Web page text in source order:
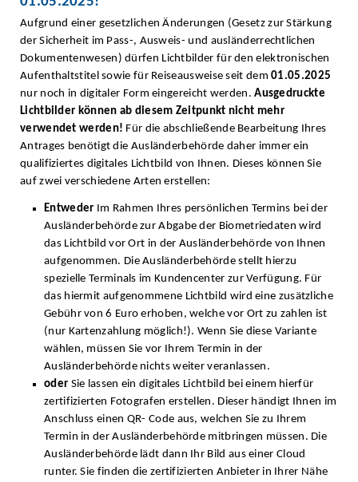
Aufgrund einer gesetzlichen Änderungen (Gesetz zur Stärkung
der Sicherheit im Pass-, Ausweis- und ausländerrechtlichen
Dokumentenwesen) dürfen Lichtbilder für den elektronischen
Aufenthaltstitel sowie für Reiseausweise seit dem01.05.2025
nur noch in digitaler Form eingereicht werden.Ausgedruckte
Lichtbilder können ab diesem Zeitpunkt nicht mehr
verwendet werden! Für die abschließende Bearbeitung Ihres
Antrages benötigt die Ausländerbehörde daher immer ein
qualifiziertes digitales Lichtbild von Ihnen. Dieses können Sie
auf zwei verschiedene Arten erstellen:
Entweder Im Rahmen Ihres persönlichen Termins bei der
Ausländerbehörde zur Abgabe der Biometriedaten wird
das Lichtbild vor Ort in der Ausländerbehörde von Ihnen
aufgenommen. Die Ausländerbehörde stellt hierzu
spezielle Terminals im Kundencenter zur Verfügung. Für
das hiermit aufgenommene Lichtbild wird eine zusätzliche
Gebühr von 6 Euro erhoben, welche vor Ort zu zahlen ist
(nur Kartenzahlung möglich!). Wenn Sie diese Variante
wählen, müssen Sie vor Ihrem Termin in der
Ausländerbehörde nichts weiter veranlassen.
oder Sie lassen ein digitales Lichtbild bei einem hierfür
zertifizierten Fotografen erstellen. Dieser händigt Ihnen im
Anschluss einen QR- Code aus, welchen Sie zu Ihrem
Termin in der Ausländerbehörde mitbringen müssen. Die
Ausländerbehörde lädt dann Ihr Bild aus einer Cloud
runter. Sie finden die zertifizierten Anbieter in Ihrer Nähe